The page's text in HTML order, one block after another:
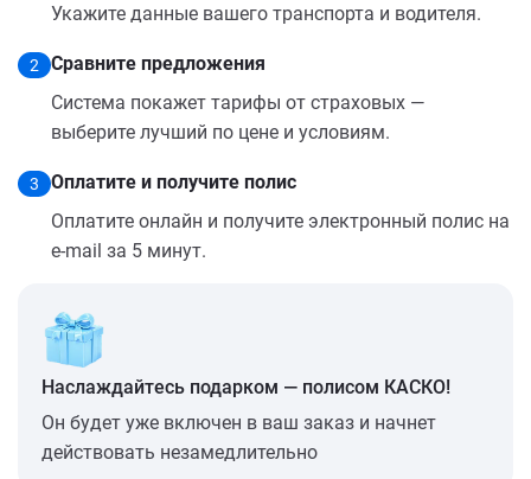
Укажите данные вашего транспорта и водителя.
2
Сравните предложения
Система покажет тарифы от страховых —
выберите лучший по цене и условиям.
3
Оплатите и получите полис
Оплатите онлайн и получите электронный полис на
e-mail за 5 минут.
Наслаждайтесь подарком — полисом КАСКО!
Он будет уже включен в ваш заказ и начнет
действовать незамедлительно